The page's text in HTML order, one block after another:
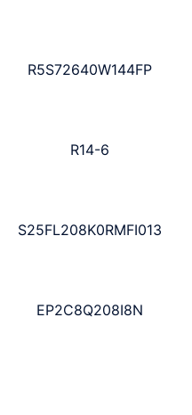
R5S72640W144FP
R14-6
S25FL208K0RMFI013
EP2C8Q208I8N